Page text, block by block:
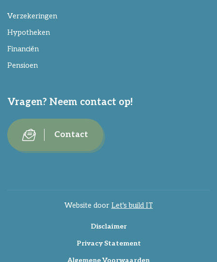
Verzekeringen
Hypotheken
Financiën
Pensioen
Vragen? Neem contact op!
Contact
Website door Let's build IT
Disclaimer
Privacy Statement
Algemene Voorwaarden